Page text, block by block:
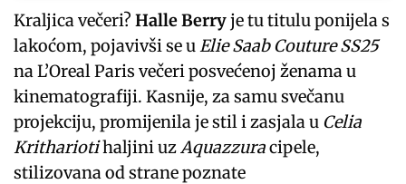
Kraljica večeri?Halle Berryje tu titulu ponijela s
lakoćom, pojavivši se uElie Saab Couture SS25
na L’Oreal Paris večeri posvećenoj ženama u
kinematografiji. Kasnije, za samu svečanu
projekciju, promijenila je stil i zasjala u Celia
Krithariotihaljini uzAquazzuracipele,
stilizovana od strane poznate